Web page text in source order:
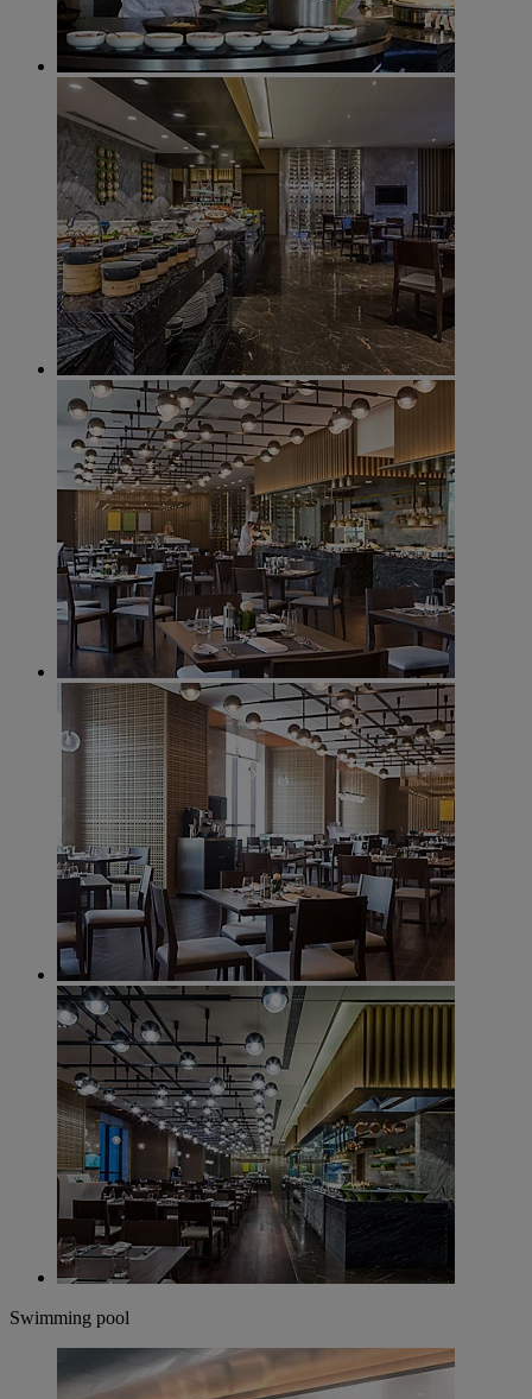
Swimming pool